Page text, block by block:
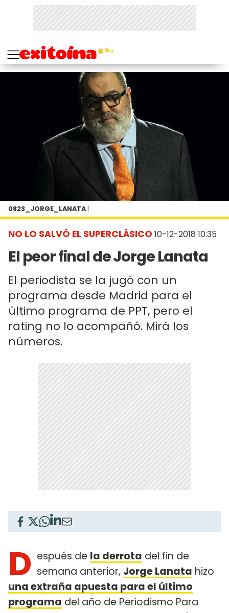
NO LO SALVÓ EL SUPERCLÁSICO 10-12-2018 10:35
El peor final de Jorge Lanata
El periodista se la jugó con un
programa desde Madrid para el
último programa de PPT, pero el
rating no lo acompañó. Mirá los
números.
0823_JORGE_LANATA |
D espués de la derrota del fin de
semana anterior, Jorge Lanata hizo
una extraña apuesta para el último
programa del año de Periodismo Para